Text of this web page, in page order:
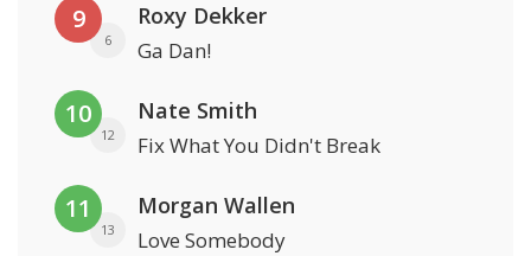
9
6
Roxy Dekker
Ga Dan!
10
12
Nate Smith
Fix What You Didn't Break
11
13
Morgan Wallen
Love Somebody